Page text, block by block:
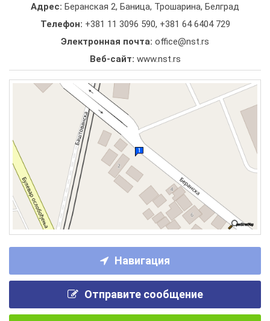
Адрес: Беранская 2, Баница, Трошарина, Белград
Телефон: +381 11 3096 590, +381 64 6404 729
Электронная почта: office@nst.rs
Веб-сайт: www.nst.rs
Навигация
Отправите сообщение